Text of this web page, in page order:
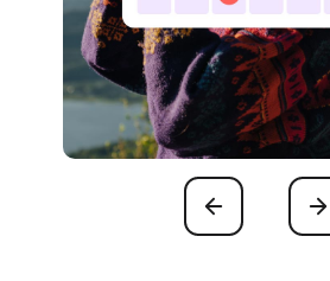
Föregående Nästa